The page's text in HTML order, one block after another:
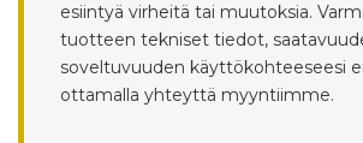
esiintyä virheitä tai muutoksia.
tuotteen tekniset tiedot,
soveltuvuuden käyttökohteeseesi
ottamalla yhteyttä myyntiimme.